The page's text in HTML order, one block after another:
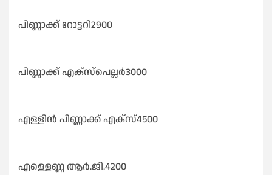
പിണ്ണാക്ക് റോട്ടറി2900
പിണ്ണാക്ക് എക്സ്പെല്ലർ3000
എള്ളിൻ പിണ്ണാക്ക് എക്സ്4500
എള്ളെണ്ണ ആർ.ജി.4200